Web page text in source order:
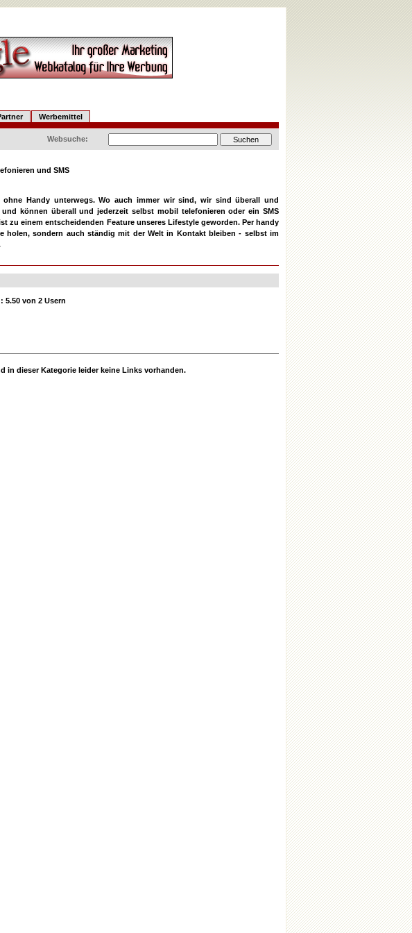
Werbemittel
Websuche:
und SMS
Handy unterwegs. Wo auch immer wir sind, wir sind überall und
können überall und jederzeit selbst mobil telefonieren oder ein SMS
zu einem entscheidenden Feature unseres Lifestyle geworden. Per handy
holen, sondern auch ständig mit der Welt in Kontakt bleiben - selbst im
5.50 von 2 Usern
in dieser Kategorie leider keine Links vorhanden.